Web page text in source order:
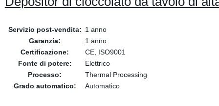
Servizio post-vendita: 1 anno
Garanzia:
1 anno
Certificazione:
CE, ISO9001
Fonte di potere:
Elettrico
Processo:
Thermal Processing
Grado automatico:
Automatico